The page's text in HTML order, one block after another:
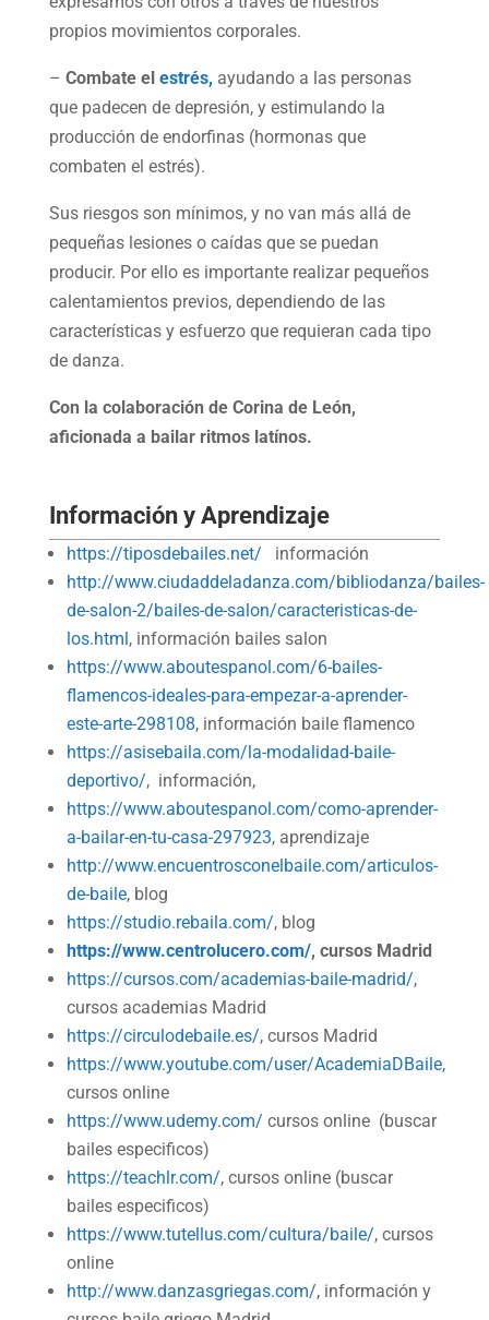
propios movimientos corporales.
– Combate el estrés, ayudando a las personas
que padecen de depresión, y estimulando la
producción de endorfinas (hormonas que
combaten el estrés).
Sus riesgos son mínimos, y no van más allá de
pequeñas lesiones o caídas que se puedan
producir. Por ello es importante realizar pequeños
calentamientos previos, dependiendo de las
características y esfuerzo que requieran cada tipo
de danza.
Con la colaboración de Corina de León,
aficionada a bailar ritmos latínos.
Información y Aprendizaje
https://tiposdebailes.net/
información
http://www.ciudaddeladanza.com/bibliodanza/bailes-
de-salon-2/bailes-de-salon/caracteristicas-de-
los.html , información bailes salon
https://www.aboutespanol.com/6-bailes-
flamencos-ideales-para-empezar-a-aprender-
este-arte-298108, información baile flamenco
https://asisebaila.com/la-modalidad-baile-
deportivo/, información,
https://www.aboutespanol.com/como-aprender-
a-bailar-en-tu-casa-297923, aprendizaje
http://www.encuentrosconelbaile.com/articulos-
de-baile, blog
https://studio.rebaila.com/, blog
https://www.centrolucero.com/, cursos Madrid
https://cursos.com/academias-baile-madrid/,
cursos academias Madrid
https://circulodebaile.es/, cursos Madrid
https://www.youtube.com/user/AcademiaDBaile,
cursos online
https://www.udemy.com/ cursos online (buscar
bailes especificos)
https://teachlr.com/, cursos online (buscar
bailes especificos)
https://www.tutellus.com/cultura/baile/, cursos
online
http://www.danzasgriegas.com/, información y